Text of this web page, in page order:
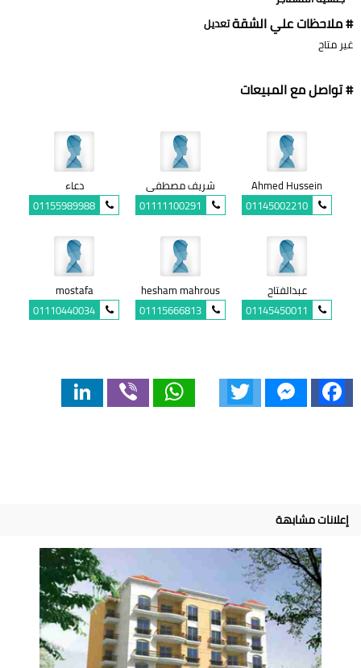
# ملاحظات علي الشقةتعديل
غير متاح
# تواصل مع المبيعات
Ahmed Hussein
01145002210
شريف مصطفى
01111100291
دعاء
01155989988
عبدالفتاح
01145450011
hesham mahrous
01115666813
mostafa
01110440034
Facebook
Messenger
WhatsApp
إعلانات مشابهة